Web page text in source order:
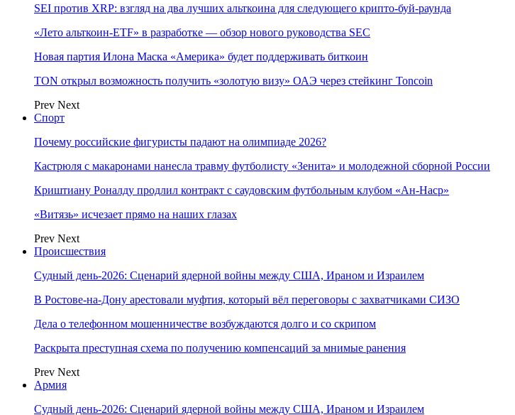
SEI против XRP: взгляд на два лучших альткоина для следующего крипто-буй-раунда
«Лето альткоин-ETF» в разработке — обзор нового руководства SEC
Новая партия Илона Маска «Америка» будет поддерживать биткоин
TON открыл возможность получить «золотую визу» ОАЭ через стейкинг Toncoin
Prev Next
Спорт
Почему российские фигуристы падают на олимпиаде 2026?
Кастрюля с макаронами нанесла травму футболисту «Зенита» и молодежной сборной России
Криштиану Роналду продлил контракт с саудовским футбольным клубом «Ан-Наср»
«Витязь» исчезает прямо на наших глазах
Prev Next
Происшествия
Судный день-2026: Сценарий ядерной войны между США, Ираном и Израилем
В Ростове-на-Дону арестовали муфтия, который вёл переговоры с захватчиками СИЗО
Дела о телефонном мошенничестве возбуждаются долго и со скрипом
Раскрыта преступная схема по получению компенсаций за мнимые ранения
Prev Next
Армия
Судный день-2026: Сценарий ядерной войны между США, Ираном и Израилем